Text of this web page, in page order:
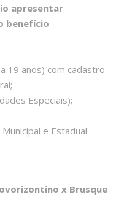
apresentar
benefício
19 anos) com cadastro
Especiais);
e Estadual
x Brusque